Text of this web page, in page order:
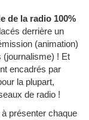
de la radio 100%
derrière un
(animation)
(journalisme) ! Et
encadrés par
la plupart,
de radio !
à présenter chaque